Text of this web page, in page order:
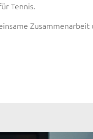
Tennis.
Zusammenarbeit